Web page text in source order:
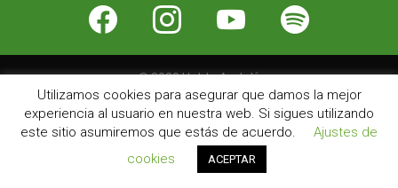
facebook instagram youtube spotify
© 2026 Hablo Andalú
Nosotros
Contacto Publicidad Aviso Legal
Utilizamos cookies para asegurar que damos la mejor
experiencia al usuario en nuestra web. Si sigues utilizando
este sitio asumiremos que estás de acuerdo.
Ajustes de
cookies
ACEPTAR